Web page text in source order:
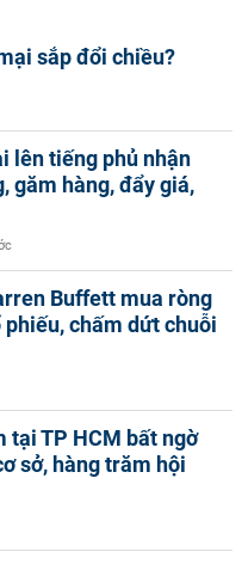
sắp đổi chiều?
lên tiếng phủ nhận
găm hàng, đẩy giá,
Buffett mua ròng
phiếu, chấm dứt chuỗi
tại TP HCM bất ngờ
sở, hàng trăm hội